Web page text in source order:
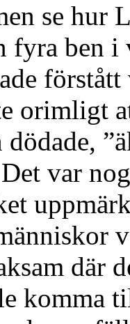
se hur
fyra ben
orimligt
var
där
komma